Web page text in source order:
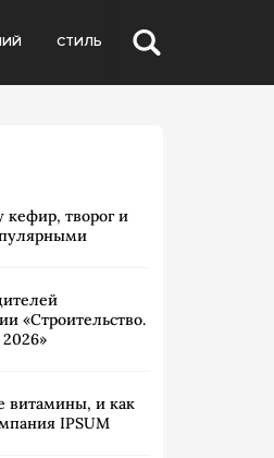
СТИЛЬ
кефир, творог и
«Строительство.
витамины, и как
IPSUM